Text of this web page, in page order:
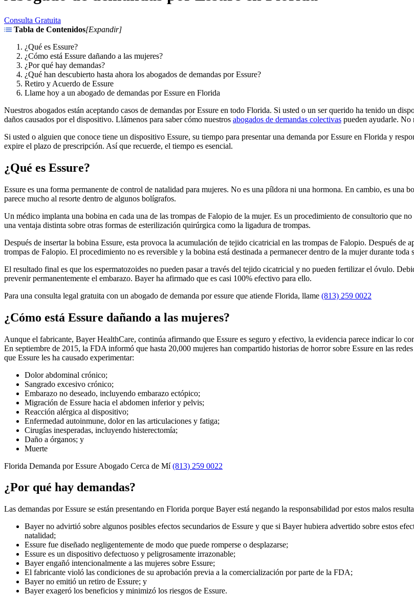
Consulta Gratuita
Tabla de Contenidos[Expandir]
¿Qué es Essure?
¿Cómo está Essure dañando a las mujeres?
¿Por qué hay demandas?
¿Qué han descubierto hasta ahora los abogados de demandas por Essure?
Retiro y Acuerdo de Essure
Llame hoy a un abogado de demandas por Essure en Florida
Nuestros abogados están aceptando casos de demandas por Essure en todo Florida. Si usted o un ser querido ha tenido un
daños causados por el dispositivo. Llámenos para saber cómo nuestros abogados de demandas colectivas pueden ayudarle. No
Si usted o alguien que conoce tiene un dispositivo Essure, su tiempo para presentar una demanda por Essure en Florida y
expire el plazo de prescripción. Así que recuerde, el tiempo es esencial.
¿Qué es Essure?
Essure es una forma permanente de control de natalidad para mujeres. No es una píldora ni una hormona. En cambio, es
parece mucho al resorte dentro de algunos bolígrafos.
Un médico implanta una bobina en cada una de las trompas de Falopio de la mujer. Es un procedimiento de consultorio que
una ventaja distinta sobre otras formas de esterilización quirúrgica como la ligadura de trompas.
Después de insertar la bobina Essure, esta provoca la acumulación de tejido cicatricial en las trompas de Falopio. Después de
trompas de Falopio. El procedimiento no es reversible y la bobina está destinada a permanecer dentro de la mujer durante toda
El resultado final es que los espermatozoides no pueden pasar a través del tejido cicatricial y no pueden fertilizar el óvulo.
prevenir permanentemente el embarazo. Bayer ha afirmado que es casi 100% efectivo para ello.
Para una consulta legal gratuita con un abogado de demanda por essure que atiende Florida, llame (813) 259 0022
¿Cómo está Essure dañando a las mujeres?
Aunque el fabricante, Bayer HealthCare, continúa afirmando que Essure es seguro y efectivo, la evidencia parece indicar lo
En septiembre de 2015, la FDA informó que hasta 20,000 mujeres han compartido historias de horror sobre Essure en las
que Essure les ha causado experimentar:
Dolor abdominal crónico;
Sangrado excesivo crónico;
Embarazo no deseado, incluyendo embarazo ectópico;
Migración de Essure hacia el abdomen inferior y pelvis;
Reacción alérgica al dispositivo;
Enfermedad autoinmune, dolor en las articulaciones y fatiga;
Cirugías inesperadas, incluyendo histerectomía;
Daño a órganos; y
Muerte
Florida Demanda por Essure Abogado Cerca de Mí(813) 259 0022
¿Por qué hay demandas?
Las demandas por Essure se están presentando en Florida porque Bayer está negando la responsabilidad por estos malos
Bayer no advirtió sobre algunos posibles efectos secundarios de Essure y que si Bayer hubiera advertido sobre estos
natalidad;
Essure fue diseñado negligentemente de modo que puede romperse o desplazarse;
Essure es un dispositivo defectuoso y peligrosamente irrazonable;
Bayer engañó intencionalmente a las mujeres sobre Essure;
El fabricante violó las condiciones de su aprobación previa a la comercialización por parte de la FDA;
Bayer no emitió un retiro de Essure; y
Bayer exageró los beneficios y minimizó los riesgos de Essure.